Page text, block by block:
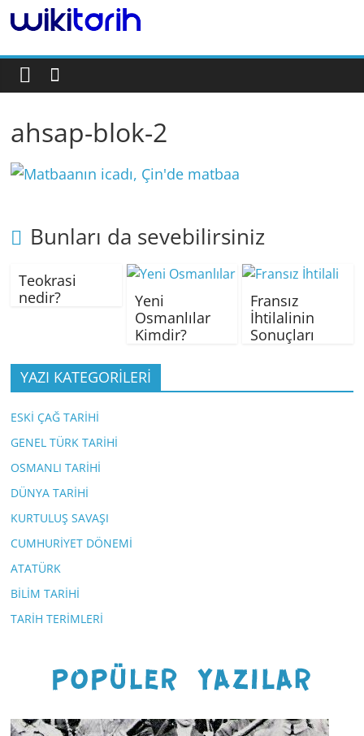
Tarih
Ansiklopedisi
ahsap-blok-2
Bunları da sevebilirsiniz
Teokrasi
nedir?
Yeni
Osmanlılar
Kimdir?
Fransız
İhtilalinin
Sonuçları
YAZI KATEGORİLERİ
ESKİ ÇAĞ TARİHİ
GENEL TÜRK TARİHİ
OSMANLI TARİHİ
DÜNYA TARİHİ
KURTULUŞ SAVAŞI
CUMHURİYET DÖNEMİ
ATATÜRK
BİLİM TARİHİ
TARİH TERİMLERİ